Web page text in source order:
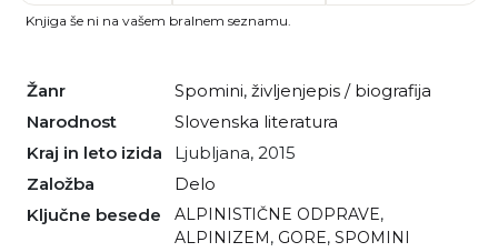
Žanr spomini, življenjepis / biografija
Narodnost
slovenska literatura
Kraj in leto izida
Ljubljana, 2015
Založba
Delo
Ključne besede
ALPINISTIČNE ODPRAVE,
ALPINIZEM, GORE, SPOMINI
Knjiga še ni na vašem bralnem seznamu.